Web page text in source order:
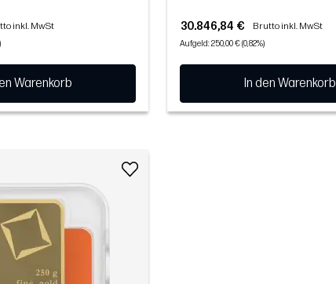
inkl. MwSt
Warenkorb
30.846,84 € Brutto inkl. MwSt
Aufgeld: 250,00 € (0,82%)
In den Warenkorb